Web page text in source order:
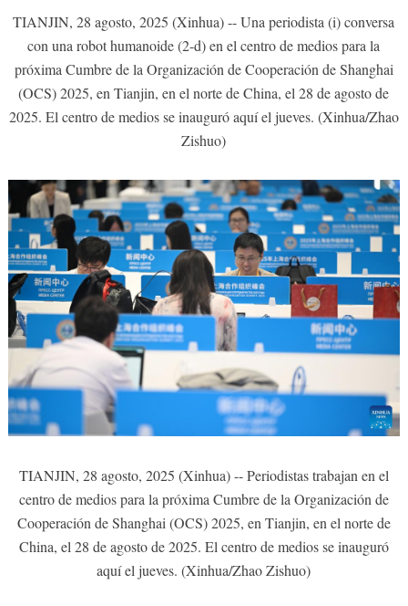
TIANJIN, 28 agosto, 2025 (Xinhua) -- Una periodista (i) conversa
con una robot humanoide (2-d) en el centro de medios para la
próxima Cumbre de la Organización de Cooperación de Shanghai
(OCS) 2025, en Tianjin, en el norte de China, el 28 de agosto de
2025. El centro de medios se inauguró aquí el jueves. (Xinhua/Zhao
Zishuo)
TIANJIN, 28 agosto, 2025 (Xinhua) -- Periodistas trabajan en el
centro de medios para la próxima Cumbre de la Organización de
Cooperación de Shanghai (OCS) 2025, en Tianjin, en el norte de
China, el 28 de agosto de 2025. El centro de medios se inauguró
aquí el jueves. (Xinhua/Zhao Zishuo)